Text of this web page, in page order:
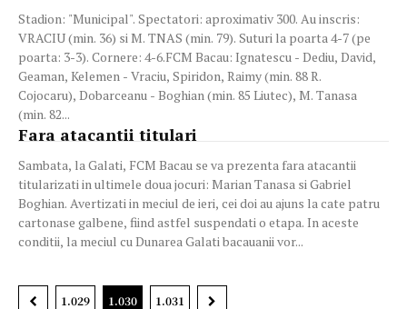
Stadion: "Municipal". Spectatori: aproximativ 300. Au inscris:
VRACIU (min. 36) si M. TNAS (min. 79). Suturi la poarta 4-7 (pe
poarta: 3-3). Cornere: 4-6.FCM Bacau: Ignatescu - Dediu, David,
Geaman, Kelemen - Vraciu, Spiridon, Raimy (min. 88 R.
Cojocaru), Dobarceanu - Boghian (min. 85 Liutec), M. Tanasa
(min. 82...
Fara atacantii titulari
Sambata, la Galati, FCM Bacau se va prezenta fara atacantii
titularizati in ultimele doua jocuri: Marian Tanasa si Gabriel
Boghian. Avertizati in meciul de ieri, cei doi au ajuns la cate patru
cartonase galbene, fiind astfel suspendati o etapa. In aceste
conditii, la meciul cu Dunarea Galati bacauanii vor...
1.029 1.030 1.031